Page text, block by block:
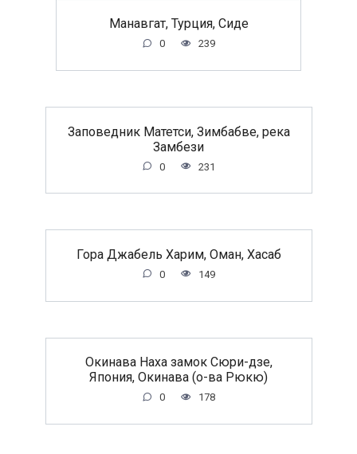
Манавгат, Турция, Сиде
0 239
Заповедник Матетси, Зимбабве, река
Замбези
0 231
Гора Джабель Харим, Оман, Хасаб
0 149
Окинава Наха замок Сюри-дзе,
Япония, Окинава (о-ва Рюкю)
0 178